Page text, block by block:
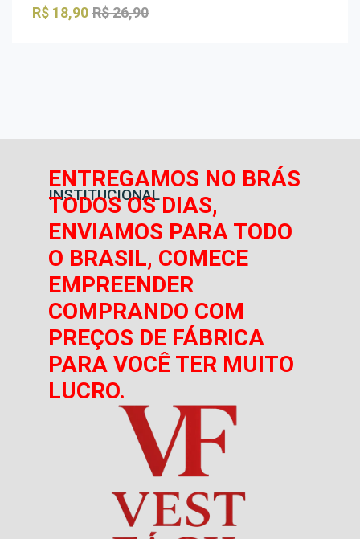
0
de
R$26,90
R$ 18,90
INSTITUCIONAL
ENTREGAMOS NO BRÁS
TODOS OS DIAS,
ENVIAMOS PARA TODO
O BRASIL, COMECE
EMPREENDER
COMPRANDO COM
PREÇOS DE FÁBRICA
PARA VOCÊ TER MUITO
LUCRO.